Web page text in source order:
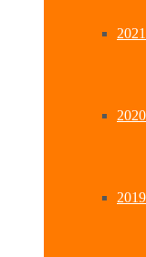
2021
2020
2019